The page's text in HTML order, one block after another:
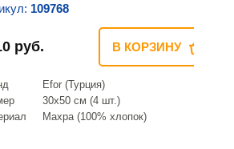
109768
руб. В КОРЗИНУ
Efor (Турция)
30х50 см (4 шт.)
Махра (100% хлопок)